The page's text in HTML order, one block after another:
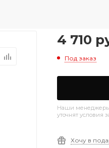
4 710
Под заказ
Наши менеджеры
уточнят условия
Хочу в